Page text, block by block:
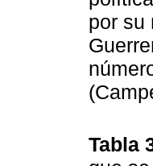
por su
Tabla